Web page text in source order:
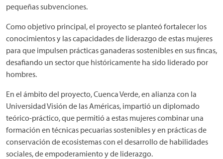
pequeñas subvenciones.
Como objetivo principal, el proyecto se planteó fortalecer los
conocimientos y las capacidades de liderazgo de estas mujeres
para que impulsen prácticas ganaderas sostenibles en sus fincas,
desafiando un sector que históricamente ha sido liderado por
hombres.
En el ámbito del proyecto, Cuenca Verde, en alianza con la
Universidad Visión de las Américas, impartió un diplomado
teórico-práctico, que permitió a estas mujeres combinar una
formación en técnicas pecuarias sostenibles y en prácticas de
conservación de ecosistemas con el desarrollo de habilidades
sociales, de empoderamiento y de liderazgo.